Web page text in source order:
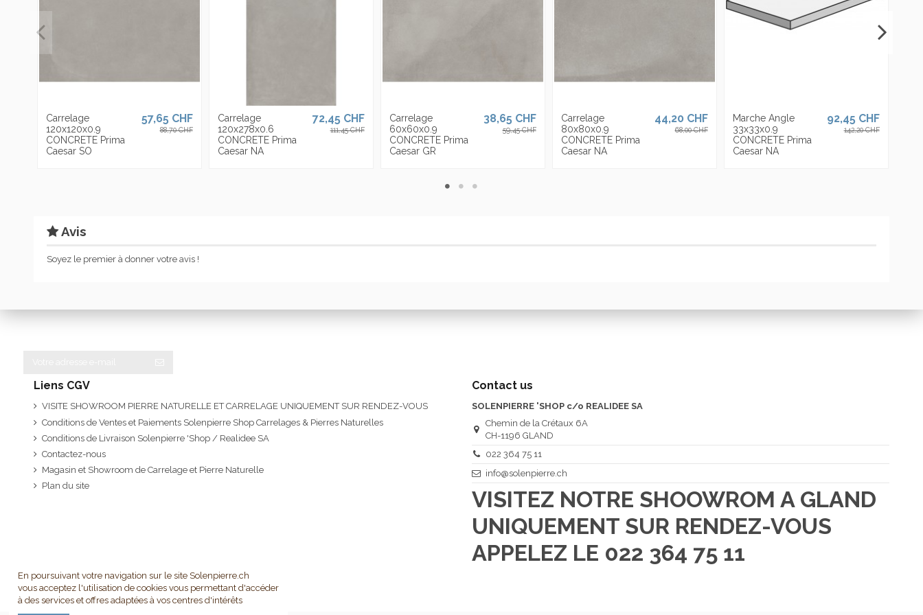
Carrelage
120x120x0.9
CONCRETE Prima
Caesar SO
57,65 CHF
88,70 CHF
Carrelage
120x278x0.6
CONCRETE Prima
Caesar NA
72,45 CHF
111,45 CHF
Carrelage
60x60x0.9
CONCRETE Prima
Caesar GR
38,65 CHF
59,45 CHF
Carrelage
80x80x0.9
CONCRETE Prima
Caesar NA
44,20 CHF
68,00 CHF
Marche Angle
33x33x0.9
CONCRETE Prima
Caesar NA
92,45 CHF
142,20 CHF
Avis
Soyez le premier à donner votre avis !
Liens CGV
VISITE SHOWROOM PIERRE NATURELLE ET CARRELAGE UNIQUEMENT SUR RENDEZ-VOUS
Conditions de Ventes et Paiements Solenpierre Shop Carrelages & Pierres Naturelles
Conditions de Livraison Solenpierre 'Shop / Realidee SA
Contactez-nous
Magasin et Showroom de Carrelage et Pierre Naturelle
Plan du site
Contact us
SOLENPIERRE 'SHOP c/o REALIDEE SA
Chemin de la Crétaux 6A
CH-1196 GLAND
022 364 75 11
info@solenpierre.ch
VISITEZ NOTRE SHOOWROM A GLAND
UNIQUEMENT SUR RENDEZ-VOUS
APPELEZ LE 022 364 75 11
En poursuivant votre navigation sur le site Solenpierre.ch
vous acceptez l'utilisation de cookies vous permettant d'accéder
à des services et offres adaptées à vos centres d'intérêts